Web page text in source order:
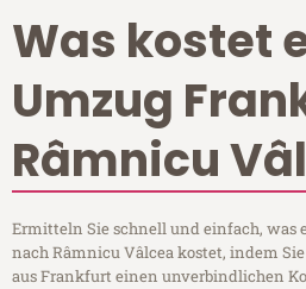
Was kostet
Umzug
Râmnicu
Ermitteln Sie schnell und einfach, was
nach Râmnicu Vâlcea kostet, indem
aus Frankfurt einen unverbindlichen